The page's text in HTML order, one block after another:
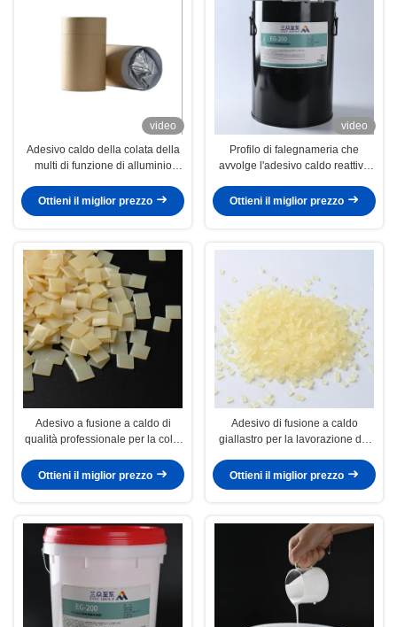
video
Adesivo caldo della colata della
multi di funzione di alluminio
spostamento di profilo
Ottieni il miglior prezzo
video
Profilo di falegnameria che
avvolge l'adesivo caldo reattivo
Ottieni il miglior prezzo
Adesivo a fusione a caldo di
qualità professionale per la colla
Ottieni il miglior prezzo
Adesivo di fusione a caldo
giallastro per la lavorazione del
applicazione 130-160C
Ottieni il miglior prezzo